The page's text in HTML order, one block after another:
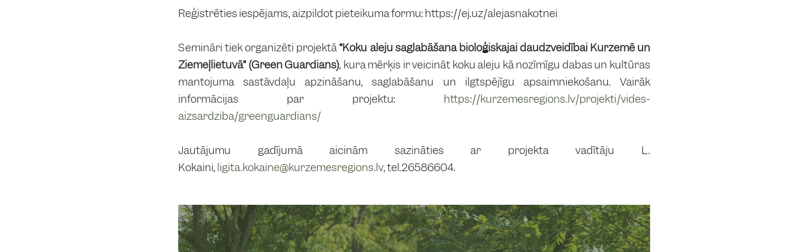
Reģistrēties iespējams, aizpildot pieteikuma formu: https://ej.uz/alejasnakotnei
Semināri tiek organizēti projektā“Koku aleju saglabāšana bioloģiskajai daudzveidībai Kurzemē un
Ziemeļlietuvā” (Green Guardians), kura mērķis ir veicināt koku aleju kā nozīmīgu dabas un kultūras
mantojuma sastāvdaļu apzināšanu, saglabāšanu un ilgtspējīgu apsaimniekošanu. Vairāk
informācijas par projektu: https://kurzemesregions.lv/projekti/vides-
aizsardziba/greenguardians/
Jautājumu gadījumā aicinām sazināties ar projekta vadītāju L.
Kokaini, ligita.kokaine@kurzemesregions.lv, tel.26586604.